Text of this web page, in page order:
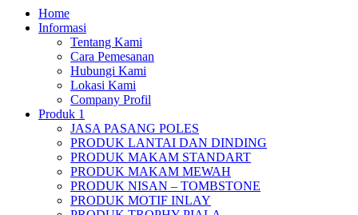
Home
Informasi
Tentang Kami
Cara Pemesanan
Hubungi Kami
Lokasi Kami
Company Profil
Produk 1
JASA PASANG POLES
PRODUK LANTAI DAN DINDING
PRODUK MAKAM STANDART
PRODUK MAKAM MEWAH
PRODUK NISAN – TOMBSTONE
PRODUK MOTIF INLAY